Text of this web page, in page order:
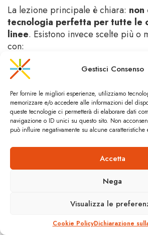
Gestisci Consenso
Per fornire le migliori esperienze, utilizziamo
memorizzare e/o accedere alle informazioni del
queste tecnologie ci permetterà di elaborare dati
navigazione o ID unici su questo sito. Non
può influire negativamente su alcune caratteristiche
Accetta
Nega
Visualizza le
Cookie PolicyDichiarazione
La lezione principale è chiara: non
tecnologia perfetta per tutte le
linee. Esistono invece scelte più o
con:
la struttura urbana,
gli obiettivi ambientali,
le risorse economiche,
il profilo di rischio che una città è
Modelli come questo non eliminano
ma la rendono leggibile. E, in un
cui la transizione ecologica è una
forse il contributo più importante.